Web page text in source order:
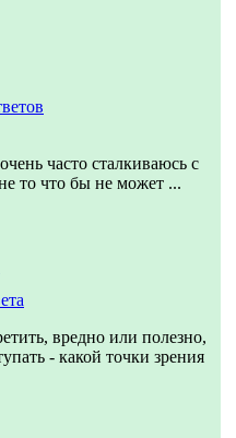
часто сталкиваюсь с
то что бы не может ...
вредно или полезно,
- какой точки зрения